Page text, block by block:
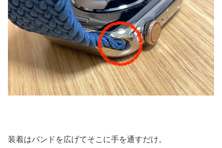
装着はバンドを広げてそこに手を通すだけ。